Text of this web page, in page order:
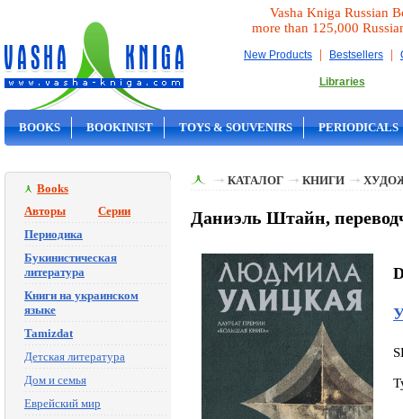
Vasha Kniga Russian
more than 125,000
New Products | Bestsellers |
Libraries
BOOKS BOOKINIST TOYS & SOUVENIRS PERIODICALS
Books
Авторы
Серии
Периодика
Букинистическая
литература
Книги на украинском
языке
Tamizdat
Детская литература
Дом и семья
Еврейский мир
КАТАЛОГ КНИГИ
Даниэль Штайн,